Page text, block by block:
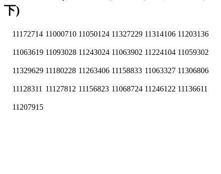
下)
11172714 11000710 11050124 11327229 11314106 11203136
11063619 11093028 11243024 11063902 11224104 11059302
11329629 11180228 11263406 11158833 11063327 11306806
11128311 11127812 11156823 11068724 11246122 11136611
11207915